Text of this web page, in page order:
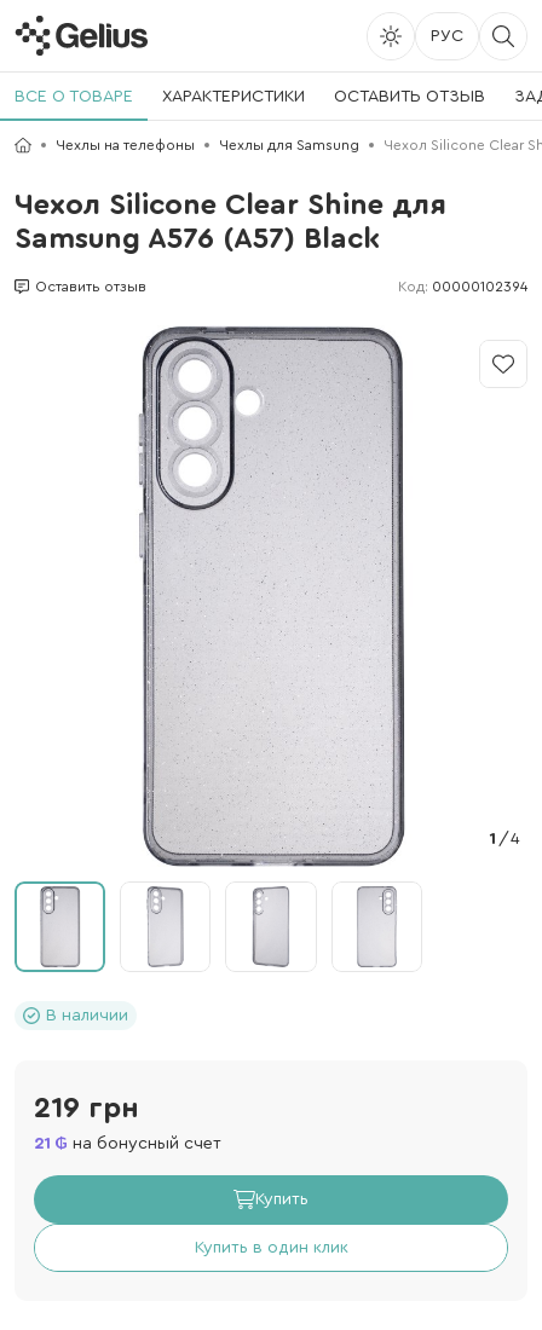
РУС
ВСЕ О ТОВАРЕ ХАРАКТЕРИСТИКИ ОСТАВИТЬ ОТЗЫВ
Чехлы на телефоны Чехлы для Samsung Чехол Silicone Clear
Чехол Silicone Clear Shine для
Samsung A576 (A57) Black
Оставить отзыв Код: 00000102394
1 /4
В наличии
219 грн
21 на бонусный счет
Купить
Купить в один клик